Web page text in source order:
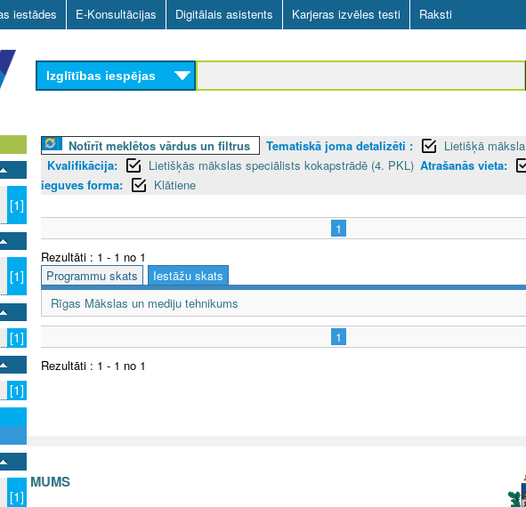
Skip
to
main
content
iestādes E-Konsultācijas Digitālais asistents Karjeras izvēles testi Raksti
Izglītības iespējas
[1]
[1]
[1]
[1]
[1]
Notīrīt meklētos vārdus un filtrus Tematiskā joma detalizēti :
Lietišķā māksla
Kvalifikācija:
Lietišķās mākslas speciālists kokapstrādē (4. PKL) Atrašanās vieta:
ieguves forma:
Klātiene
1
Rezultāti : 1 - 1 no 1
Programmu skats
Iestāžu skats
Rīgas Mākslas un mediju tehnikums
1
Rezultāti : 1 - 1 no 1
AR MUMS